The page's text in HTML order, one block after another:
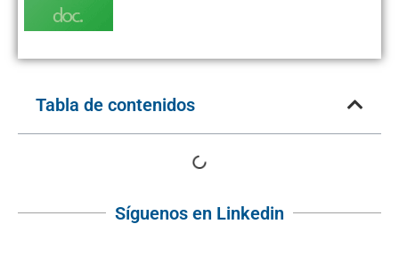
Tabla de contenidos
Síguenos en Linkedin